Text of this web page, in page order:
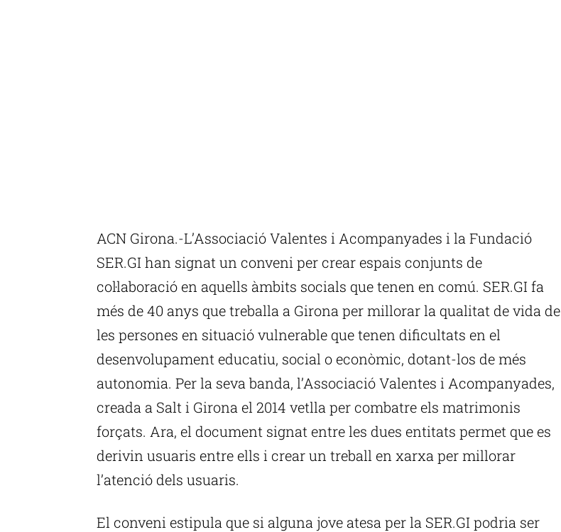
ACN Girona.-L’Associació Valentes i Acompanyades i la Fundació
SER.GI han signat un conveni per crear espais conjunts de
col·laboració en aquells àmbits socials que tenen en comú. SER.GI fa
més de 40 anys que treballa a Girona per millorar la qualitat de vida de
les persones en situació vulnerable que tenen dificultats en el
desenvolupament educatiu, social o econòmic, dotant-los de més
autonomia. Per la seva banda, l’Associació Valentes i Acompanyades,
creada a Salt i Girona el 2014 vetlla per combatre els matrimonis
forçats. Ara, el document signat entre les dues entitats permet que es
derivin usuaris entre ells i crear un treball en xarxa per millorar
l’atenció dels usuaris.
El conveni estipula que si alguna jove atesa per la SER.GI podria ser